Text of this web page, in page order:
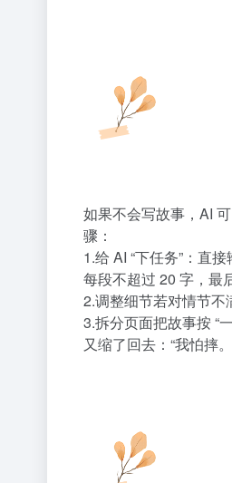
如果不会写故事，AI
骤：
1.给 AI “下任务”：直
每段不超过 20 字，最
2.调整细节若对情节不
3.拆分页面把故事按 “
又缩了回去：“我怕摔